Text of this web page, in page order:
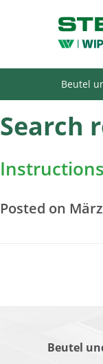
Beutel
Search
Posted on
Beutel